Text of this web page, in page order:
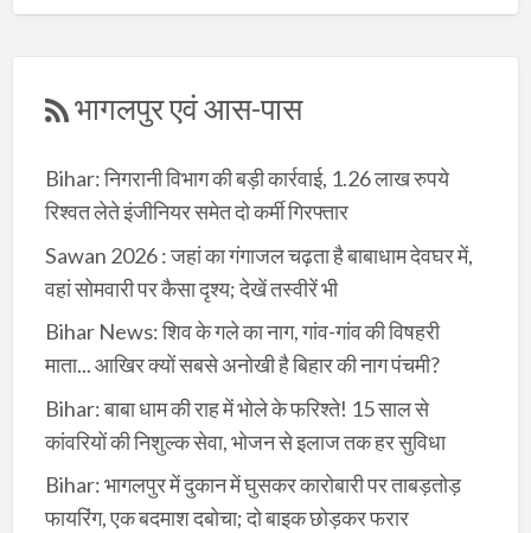
भागलपुर एवं आस-पास
Bihar: निगरानी विभाग की बड़ी कार्रवाई, 1.26 लाख रुपये
रिश्वत लेते इंजीनियर समेत दो कर्मी गिरफ्तार
Sawan 2026 : जहां का गंगाजल चढ़ता है बाबाधाम देवघर में,
वहां सोमवारी पर कैसा दृश्य; देखें तस्वीरें भी
Bihar News: शिव के गले का नाग, गांव-गांव की विषहरी
माता... आखिर क्यों सबसे अनोखी है बिहार की नाग पंचमी?
Bihar: बाबा धाम की राह में भोले के फरिश्ते! 15 साल से
कांवरियों की निशुल्क सेवा, भोजन से इलाज तक हर सुविधा
Bihar: भागलपुर में दुकान में घुसकर कारोबारी पर ताबड़तोड़
फायरिंग, एक बदमाश दबोचा; दो बाइक छोड़कर फरार